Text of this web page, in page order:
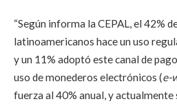
“Según informa la CEPAL, el 42%
latinoamericanos hace un uso
y un 11% adoptó este canal de
uso de monederos electrónicos (e-
fuerza al 40% anual, y actualmente